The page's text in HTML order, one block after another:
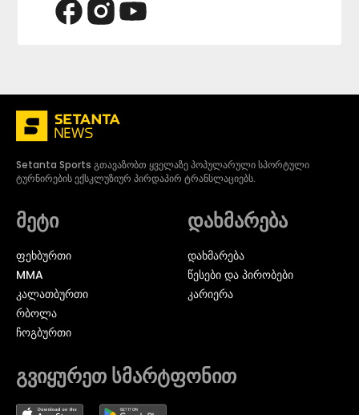
Setanta Sports გთავაზობთ ყველაზე პოპულარული სპორტული
ტურნირების ექსკლუზიურ პირდაპირ ტრანსლაციებს.
მეტი
ᲤᲔᲮᲑᲣᲠᲗᲘ
MMA
ᲙᲐᲚᲐᲗᲑᲣᲠᲗᲘ
ᲠᲑᲝᲚᲐ
ᲩᲝᲒᲑᲣᲠᲗᲘ
დახმარება
დახმარება
წესები და პირობები
კარიერა
გვიყურეთ სმარტფონით